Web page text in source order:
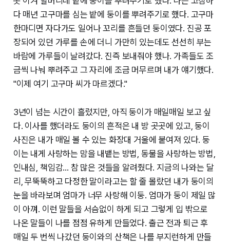
다 매년 고구마를 심는 밭에 둥이를 뿌려주기로 했다. 고구마
한마디면 자다가도 일어나 꼬리를 흔들던 둥이였다. 진공 포
장되어 있던 가루를 손에 더니 가만히 있는데도 선선히 부는
바람에 가루들이 날려갔다. 진즉 보내줘야 했나. 가족들도 조
금씩 나눠 뿌려주고 그 자리에 조금 머무르며 내가 얘기했다.
"이제 여기 고구마 씨가 마르겠다."
3년이 넘는 시간이 흘렀지만, 아직 둥이가 매일매일 보고 싶
다. 이사를 했더라도 둥이의 흔적은 내 방 곳곳에 있고, 둥이
사진은 내가 매일 볼 수 있는 화장대 거울에 붙여져 있다. 둥
이는 내게 사랑하는 맘을 내뱉는 방법, 동물을 사랑하는 방법,
인내심, 책임감... 참 많은 것들을 알려줬다. 지금의 나와는 달
리, 무뚝뚝하고 다정한 말이라고는 할 줄 몰랐던 내가 둥이의
눈을 바라보며 엄마가 너무 사랑해 이둥. 엄마가 둥이 제일 많
이 아껴. 이런 말들을 서슴없이 하게 되고 그렇게 입 밖으로
나온 말들이 나를 점점 유하게 만들었다. 출근 전과 퇴근 후
매일 두 번씩 나갔던 둥이와의 산책은 나를 부지런하게 만들